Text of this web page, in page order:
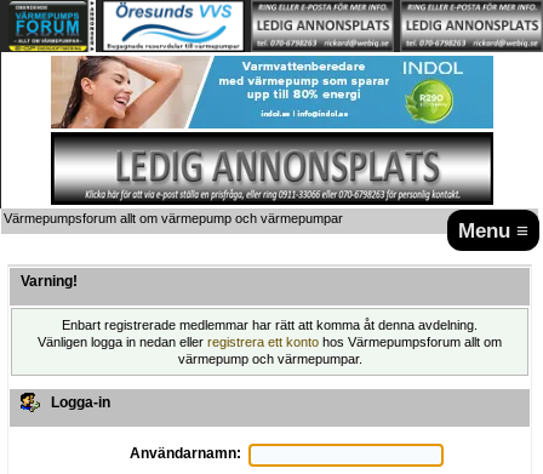
Menu ≡
Värmepumpsforum allt om värmepump och värmepumpar
Varning!
Enbart registrerade medlemmar har rätt att komma åt denna avdelning.
Vänligen logga in nedan eller registrera ett konto hos Värmepumpsforum allt om
värmepump och värmepumpar.
Logga-in
Användarnamn: